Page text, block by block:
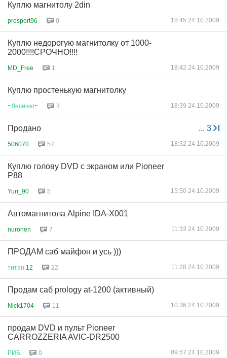
Куплю магнитолу 2din
prosport96 0 18:45 24.10.2009
Куплю недорогую магнитолку от 1000-
2000!!!!СРОЧНО!!!!
MD_Free 1 18:42 24.10.2009
Куплю простенькую магнитолку
~Лесичко~ 3 18:39 24.10.2009
... 3
Продано
506070 57 18:32 24.10.2009
Куплю голову DVD с экраном или Pioneer
P88
Yuri_90 5 15:50 24.10.2009
Автомагнитола Alpine IDA-X001
nuronen 7 11:33 24.10.2009
ПРОДАМ саб майфон и усь )))
титан 12 22 11:28 24.10.2009
Продам саб prology at-1200 (активный)
Nick1704 11 10:36 24.10.2009
продам DVD и пульт Pioneer
CARROZZERIA AVIC-DR2500
РИБ 0 09:57 24.10.2009